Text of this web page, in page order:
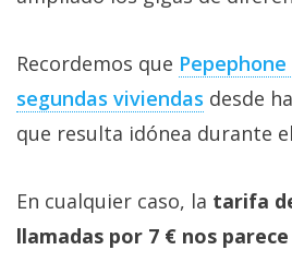
Recordemos que
segundas viviendas‎ desde
que resulta idónea durante
En cualquier caso, la tarifa
llamadas por 7 € nos